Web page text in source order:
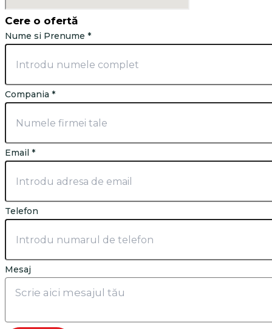
Cere o ofertă
Nume si Prenume *
Compania *
Mesaj
Compania
Email *
Telefon
Mesaj